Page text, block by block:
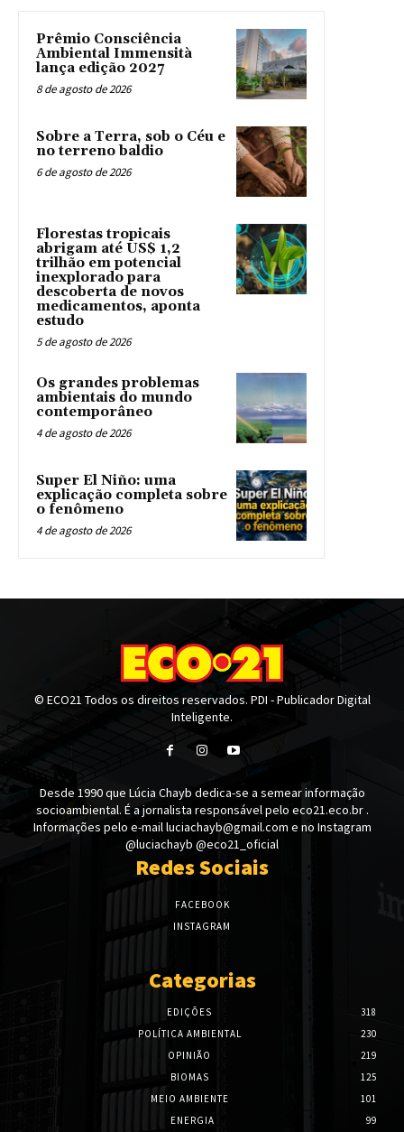
Prêmio Consciência
Ambiental Immensità
lança edição 2027
8 de agosto de 2026
Sobre a Terra, sob o Céu e
no terreno baldio
6 de agosto de 2026
Florestas tropicais
abrigam até US$ 1,2
trilhão em potencial
inexplorado para
descoberta de novos
medicamentos, aponta
estudo
5 de agosto de 2026
Os grandes problemas
ambientais do mundo
contemporâneo
4 de agosto de 2026
Super El Niño: uma
explicação completa sobre
o fenômeno
4 de agosto de 2026
© ECO21 Todos os direitos reservados. PDI - Publicador Digital
Inteligente.
Desde 1990 que Lúcia Chayb dedica-se a semear informação
socioambiental. É a jornalista responsável pelo eco21.eco.br .
Informações pelo e-mail luciachayb@gmail.com e no Instagram
@luciachayb @eco21_oficial
Redes Sociais
FACEBOOK
INSTAGRAM
Categorias
EDIÇÕES
318
POLÍTICA AMBIENTAL
230
OPINIÃO
219
BIOMAS
125
MEIO AMBIENTE
101
ENERGIA
99